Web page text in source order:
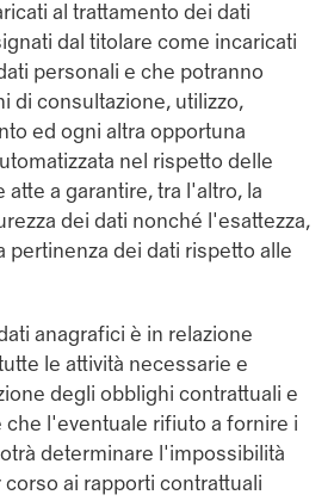
al trattamento dei dati
dal titolare come incaricati
personali e che potranno
di consultazione, utilizzo,
ed ogni altra opportuna
nel rispetto delle
a garantire, tra l'altro, la
dei dati nonché l'esattezza,
pertinenza dei dati rispetto alle
anagrafici è in relazione
le attività necessarie e
degli obblighi contrattuali e
che l'eventuale rifiuto a fornire i
determinare l'impossibilità
ai rapporti contrattuali